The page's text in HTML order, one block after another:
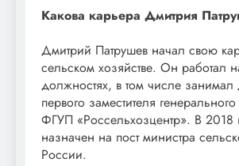
Какова карьера Дмитрия
Дмитрий Патрушев начал свою
сельском хозяйстве. Он работал
должностях, в том числе занимал
первого заместителя
ФГУП «Россельхозцентр». В 2018
назначен на пост министра
России.